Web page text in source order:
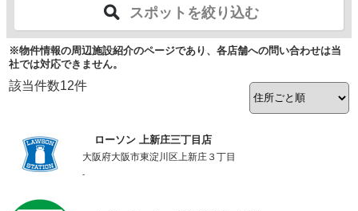
スポットを絞り込む
※物件情報の周辺施設紹介のページであり、各店舗への問い合わせは当
社では対応できません。
該当件数12件
ローソン 上新庄三丁目店
大阪府大阪市東淀川区上新庄３丁目
-